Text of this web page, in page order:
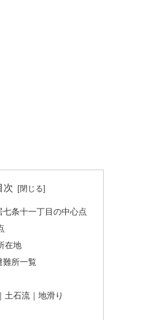
次
七条十一丁目の中心点
在地
難所一覧
土石流｜地滑り